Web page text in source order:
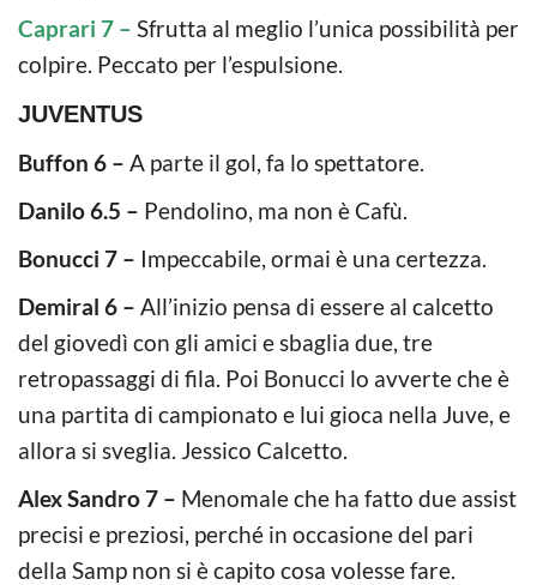
Caprari 7 – Sfrutta al meglio l’unica possibilità per
colpire. Peccato per l’espulsione.
JUVENTUS
Buffon 6 – A parte il gol, fa lo spettatore.
Danilo 6.5 – Pendolino, ma non è Cafù.
Bonucci 7 – Impeccabile, ormai è una certezza.
Demiral 6 – All’inizio pensa di essere al calcetto
del giovedì con gli amici e sbaglia due, tre
retropassaggi di fila. Poi Bonucci lo avverte che è
una partita di campionato e lui gioca nella Juve, e
allora si sveglia. Jessico Calcetto.
Alex Sandro 7 – Menomale che ha fatto due assist
precisi e preziosi, perché in occasione del pari
della Samp non si è capito cosa volesse fare.